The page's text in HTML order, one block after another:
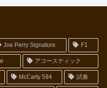
Joe Perry Signature F1
アコースティック
McCarty 594 試奏